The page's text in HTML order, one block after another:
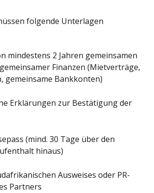
folgende Unterlagen
mindestens 2 Jahren gemeinsamen
Finanzen (Mietverträge,
gemeinsame Bankkonten)
Erklärungen zur Bestätigung der
(mind. 30 Tage über den
hinaus)
Ausweises oder PR-
Partners